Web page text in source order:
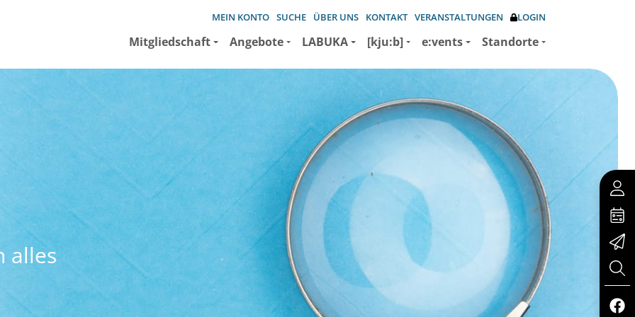
MEIN KONTO SUCHE ÜBER UNS KONTAKT VERANSTALTUNGEN LOGIN
Mitgliedschaft Angebote LABUKA [kju:b] e:vents Standorte
alles